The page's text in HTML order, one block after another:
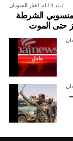
اخبار السودان منذ 4 أيام
لـ6 من منسوبي الشرطة
حتى الموت